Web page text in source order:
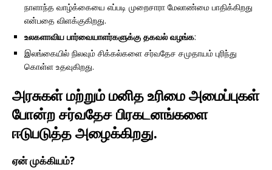
நாளாந்த வாழ்க்கையை எப்படி முறைசாரா மேலாண்மை பாதிக்கிறது
என்பதை விளக்குகிறது.
உலகளாவிய பார்வையாளர்களுக்கு தகவல் வழங்க:
இலங்கையில் நிலவும் சிக்கல்களை சர்வதேச சமுதாயம் புரிந்து
கொள்ள உதவுகிறது.
அரசுகள் மற்றும் மனித உரிமை அமைப்புகள்
போன்ற சர்வதேச பிரகடனங்களை
ஈடுபடுத்த அழைக்கிறது.
ஏன் முக்கியம்?